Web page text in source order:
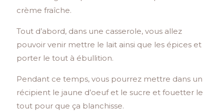
crème fraîche.
Tout d’abord, dans une casserole, vous allez
pouvoir venir mettre le lait ainsi que les épices et
porter le tout à ébullition.
Pendant ce temps, vous pourrez mettre dans un
récipient le jaune d’oeuf et le sucre et fouetter le
tout pour que ça blanchisse.